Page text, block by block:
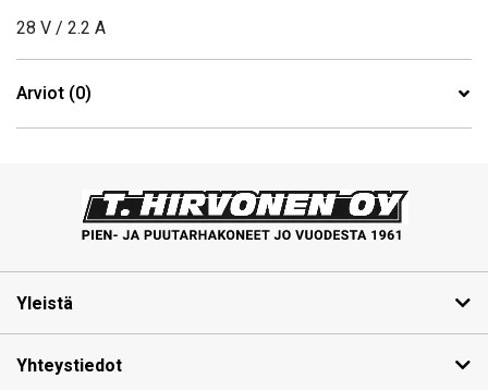
28 V / 2.2 A
Arviot (0)
Yleistä
Yhteystiedot